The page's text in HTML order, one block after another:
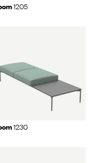
1205
1230